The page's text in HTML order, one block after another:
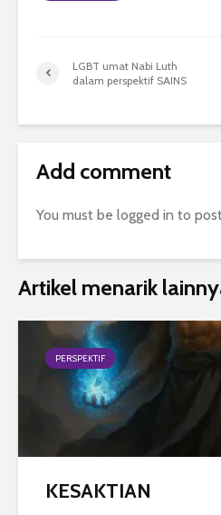
LGBT umat Nabi Luth
dalam perspektif SAINS
Add comment
You must be logged in to
Artikel menarik
PERSPEKTIF
KESAKTIAN